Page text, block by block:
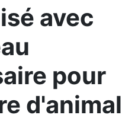
avec
pour
d'animal